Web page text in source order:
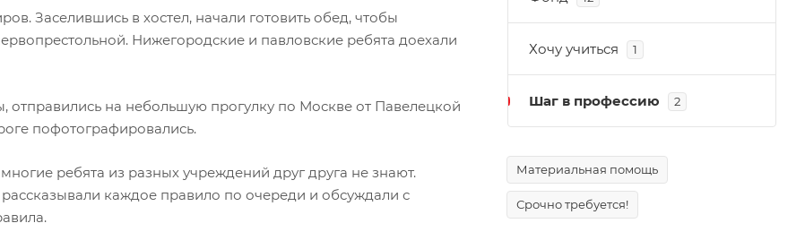
Заселившись в хостел, начали готовить обед, чтобы
Нижегородские и павловские ребята доехали
на небольшую прогулку по Москве от Павелецкой
пофотографировались.
ребята из разных учреждений друг друга не знают.
каждое правило по очереди и обсуждали с
Хочу учиться 1
Шаг в профессию 2
Материальная помощь
Срочно требуется!